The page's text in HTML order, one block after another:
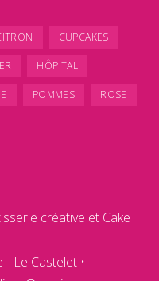
CUPCAKES
HÔPITAL
POMMES ROSE
créative et Cake
- Le Castelet •